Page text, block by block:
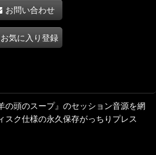
お問い合わせ
お気に入り登録
の頭のスープ』のセッション音源を網
スク仕様の永久保存がっちりプレス